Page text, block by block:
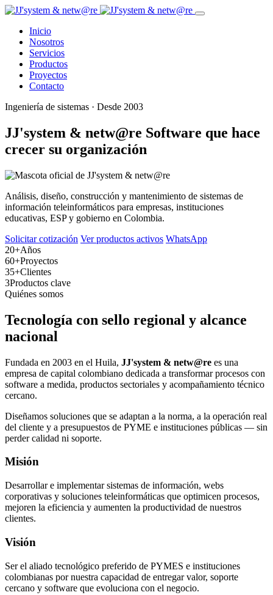
Inicio
Nosotros
Servicios
Productos
Proyectos
Contacto
Ingeniería de sistemas · Desde 2003
JJ'system & netw@re Software que hace
crecer su organización
Análisis, diseño, construcción y mantenimiento de sistemas de
información teleinformáticos para empresas, instituciones
educativas, ESP y gobierno en Colombia.
Solicitar cotización Ver productos activos WhatsApp
20+Años
60+Proyectos
35+Clientes
3Productos clave
Quiénes somos
Tecnología con sello regional y alcance
nacional
Fundada en 2003 en el Huila, JJ'system & netw@re es una
empresa de capital colombiano dedicada a transformar procesos con
software a medida, productos sectoriales y acompañamiento técnico
cercano.
Diseñamos soluciones que se adaptan a la norma, a la operación real
del cliente y a presupuestos de PYME e instituciones públicas — sin
perder calidad ni soporte.
Misión
Desarrollar e implementar sistemas de información, webs
corporativas y soluciones teleinformáticas que optimicen procesos,
mejoren la eficiencia y aumenten la productividad de nuestros
clientes.
Visión
Ser el aliado tecnológico preferido de PYMES e instituciones
colombianas por nuestra capacidad de entregar valor, soporte
cercano y software que evoluciona con el negocio.